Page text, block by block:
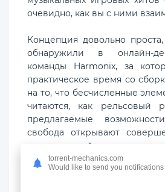
очевидно, как вы с ними
Концепция довольно
обнаружили в онлайн-
команды Harmonix, за
практическое время со
на то, что бесчисленные
читаются, как рельсовый
предлагаемые
свобода открывают
возможностей.
Короче говоря, Fuser
torrent-mechanics.com
Would like to send you notifications